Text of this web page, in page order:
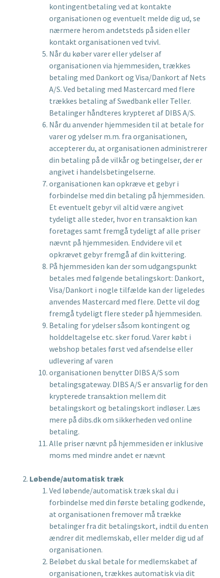
kontingentbetaling ved at kontakte
organisationen og eventuelt melde dig ud, se
nærmere herom andetsteds på siden eller
kontakt organisationen ved tvivl.
Når du køber varer eller ydelser af
organisationen via hjemmesiden, trækkes
betaling med Dankort og Visa/Dankort af Nets
A/S. Ved betaling med Mastercard med flere
trækkes betaling af Swedbank eller Teller.
Betalinger håndteres krypteret af DIBS A/S.
Når du anvender hjemmesiden til at betale for
varer og ydelser m.m. fra organisationen,
accepterer du, at organisationen administrerer
din betaling på de vilkår og betingelser, der er
angivet i handelsbetingelserne.
organisationen kan opkræve et gebyr i
forbindelse med din betaling på hjemmesiden.
Et eventuelt gebyr vil altid være angivet
tydeligt alle steder, hvor en transaktion kan
foretages samt fremgå tydeligt af alle priser
nævnt på hjemmesiden. Endvidere vil et
opkrævet gebyr fremgå af din kvittering.
På hjemmesiden kan der som udgangspunkt
betales med følgende betalingskort: Dankort,
Visa/Dankort i nogle tilfælde kan der ligeledes
anvendes Mastercard med flere. Dette vil dog
fremgå tydeligt flere steder på hjemmesiden.
Betaling for ydelser såsom kontingent og
holddeltagelse etc. sker forud. Varer købt i
webshop betales først ved afsendelse eller
udlevering af varen
organisationen benytter DIBS A/S som
betalingsgateway. DIBS A/S er ansvarlig for den
krypterede transaktion mellem dit
betalingskort og betalingskort indløser. Læs
mere på dibs.dk om sikkerheden ved online
betaling.
Alle priser nævnt på hjemmesiden er inklusive
moms med mindre andet er nævnt
Løbende/automatisk træk
Ved løbende/automatisk træk skal du i
forbindelse med din første betaling godkende,
at organisationen fremover må trække
betalinger fra dit betalingskort, indtil du enten
ændrer dit medlemskab, eller melder dig ud af
organisationen.
Beløbet du skal betale for medlemskabet af
organisationen, trækkes automatisk via dit